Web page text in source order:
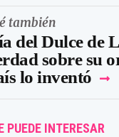
también
del Dulce de
sobre su
lo inventó
PUEDE INTERESAR